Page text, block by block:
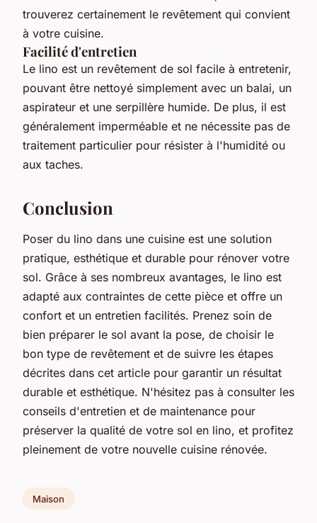
trouverez certainement le revêtement qui convient
à votre cuisine.
Facilité d'entretien
Le lino est un revêtement de sol facile à entretenir,
pouvant être nettoyé simplement avec un balai, un
aspirateur et une serpillère humide. De plus, il est
généralement imperméable et ne nécessite pas de
traitement particulier pour résister à l'humidité ou
aux taches.
Conclusion
Poser du lino dans une cuisine est une solution
pratique, esthétique et durable pour rénover votre
sol. Grâce à ses nombreux avantages, le lino est
adapté aux contraintes de cette pièce et offre un
confort et un entretien facilités. Prenez soin de
bien préparer le sol avant la pose, de choisir le
bon type de revêtement et de suivre les étapes
décrites dans cet article pour garantir un résultat
durable et esthétique. N'hésitez pas à consulter les
conseils d'entretien et de maintenance pour
préserver la qualité de votre sol en lino, et profitez
pleinement de votre nouvelle cuisine rénovée.
Maison